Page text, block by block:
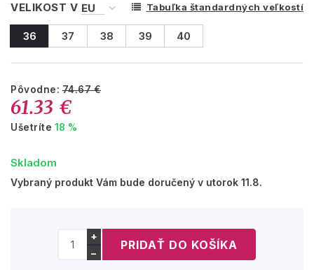
VELIKOST V Tabuľka štandardných veľkostí
36 37 38 39 40
Pôvodne:74.67 €
61.33 €
Ušetríte 18 %
Skladom
Vybraný produkt Vám bude doručený v utorok 11.8.
+
−